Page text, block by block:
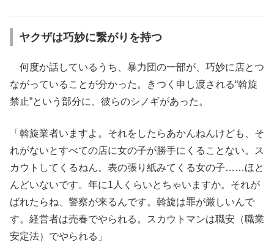
ヤクザは巧妙に繋がりを持つ
何度か話しているうち、暴力団の一部が、巧妙に店とつ
ながっていることが分かった。きつく申し渡される“斡旋
禁止”という部分に、彼らのシノギがあった。
「斡旋業者いますよ。それをしたらあかんねんけども、そ
れがないとすべての店に女の子が勝手にくることない。ス
カウトしてくるねん。表の張り紙みてくる女の子……ほと
んどいないです。年に1人くらいとちゃいますか。それが
ばれたらね、警察が来るんです。斡旋は罪が厳しいんで
す。経営者は売春でやられる。スカウトマンは職安（職業
安定法）でやられる」